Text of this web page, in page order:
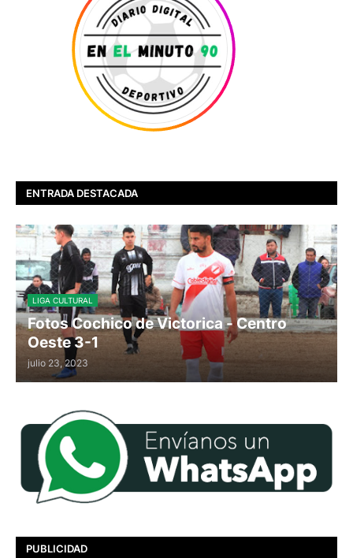
ENTRADA DESTACADA
LIGA CULTURAL
Fotos Cochico de Victorica - Centro
Oeste 3-1
julio 23, 2023
PUBLICIDAD